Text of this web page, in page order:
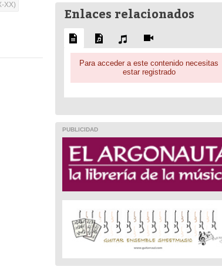
XX)
Enlaces relacionados
Para acceder a este contenido necesitas
estar registrado
PUBLICIDAD